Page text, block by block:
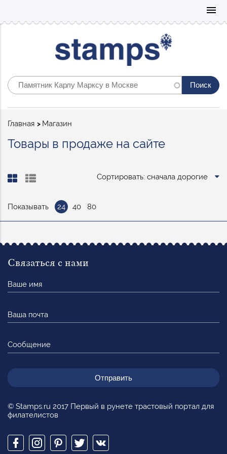
menu
Строка
Главная Магазин
Товары в продаже на сайте
Сортировать: сначала дорогие
Показывать 24 40 80
© Stamps.ru 2017 Первый в рунете трастовый портал для
филателистов
Связаться с нами
имя
почта
Сообщение